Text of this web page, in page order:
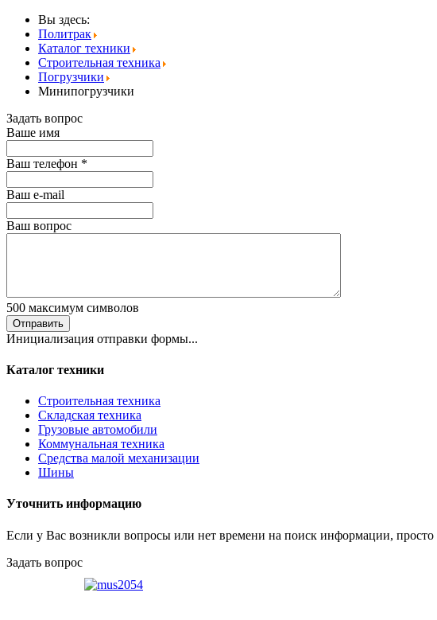
Вы здесь:
Политрак
Каталог техники
Строительная техника
Погрузчики
Минипогрузчики
Задать вопрос
Ваше имя
Ваш телефон *
Ваш е-mail
Ваш вопрос
500 максимум символов
Отправить
Инициализация отправки формы...
Каталог техники
Строительная техника
Складская техника
Грузовые автомобили
Коммунальная техника
Средства малой механизации
Шины
Уточнить информацию
Если у Вас возникли вопросы или нет времени на поиск информации,
Задать вопрос